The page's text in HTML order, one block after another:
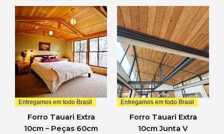
Entregamos em todo Brasil
Forro Tauari Extra
10cm – Peças 60cm
Entregamos em todo Brasil
Forro Tauari Extra
10cm Junta V